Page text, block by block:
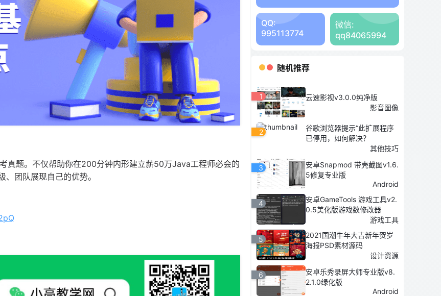
真题。不仅帮助你在200分钟内形建立薪50万Java工程师必会的
团队展现自己的优势。
QQ:
995113774
微信:
qq84065994
随机推荐
1
云速影视v3.0.0纯净版
影音图像
2
谷歌浏览器提示“此扩展程序
已停用，如何解决？
其他技巧
3
安卓Snapmod 带壳截图v1.6.
5修复专业版
Android
4
安卓GameTools 游戏工具v2.
0.5美化版游戏数修改器
游戏工具
5
2021国潮牛年大吉新年贺岁
海报PSD素材源码
设计资源
6
安卓乐秀录屏大师专业版v8.
2.1.0绿化版
Android